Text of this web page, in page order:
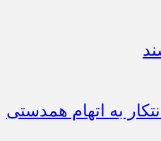
به اتهام همدستی